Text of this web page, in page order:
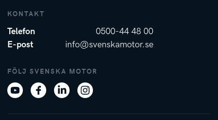
KONTAKT
Telefon
0500-44 48 00
E-post
info@svenskamotor.se
FÖLJ SVENSKA MOTOR